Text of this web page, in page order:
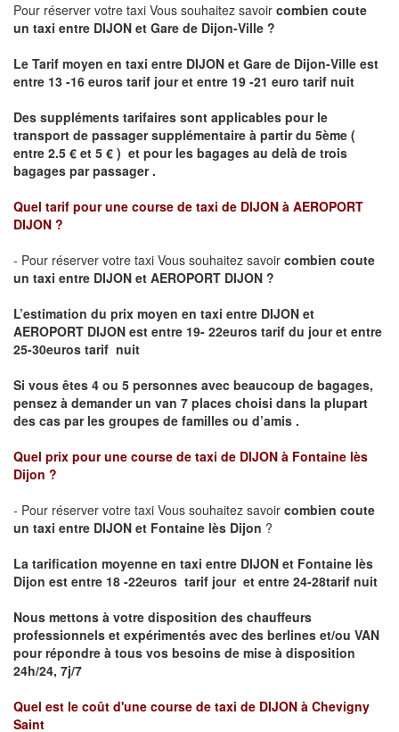
Pour réserver votre taxi Vous souhaitez savoir combien coute
un taxi entre DIJON et Gare de Dijon-Ville ?
Le Tarif moyen en taxi entre DIJON et Gare de Dijon-Ville est
entre 13 -16 euros tarif jour et entre 19 -21 euro tarif nuit
Des suppléments tarifaires sont applicables pour le
transport de passager supplémentaire à partir du 5ème (
entre 2.5 € et 5 € ) et pour les bagages au delà de trois
bagages par passager .
Quel tarif pour une course de taxi de DIJON à AEROPORT
DIJON ?
- Pour réserver votre taxi Vous souhaitez savoir combien coute
un taxi entre DIJON et AEROPORT DIJON ?
L’estimation du prix moyen en taxi entre DIJON et
AEROPORT DIJON est entre 19- 22euros tarif du jour et entre
25-30euros tarif nuit
Si vous êtes 4 ou 5 personnes avec beaucoup de bagages,
pensez à demander un van 7 places choisi dans la plupart
des cas par les groupes de familles ou d’amis .
Quel prix pour une course de taxi de DIJON à Fontaine lès
Dijon ?
- Pour réserver votre taxi Vous souhaitez savoir combien coute
un taxi entre DIJON et Fontaine lès Dijon ?
La tarification moyenne en taxi entre DIJON et Fontaine lès
Dijon est entre 18 -22euros tarif jour et entre 24-28tarif nuit
Nous mettons à votre disposition des chauffeurs
professionnels et expérimentés avec des berlines et/ou VAN
pour répondre à tous vos besoins de mise à disposition
24h/24, 7j/7
Quel est le coût d'une course de taxi de DIJON à Chevigny
Saint